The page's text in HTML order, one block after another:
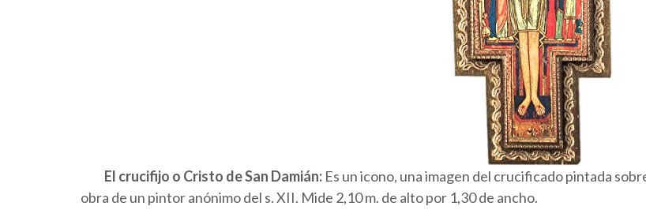
El crucifijo o Cristo de San Damián: Es un icono, una imagen del crucificado pintada
obra de un pintor anónimo del s. XII. Mide 2,10 m. de alto por 1,30 de ancho.